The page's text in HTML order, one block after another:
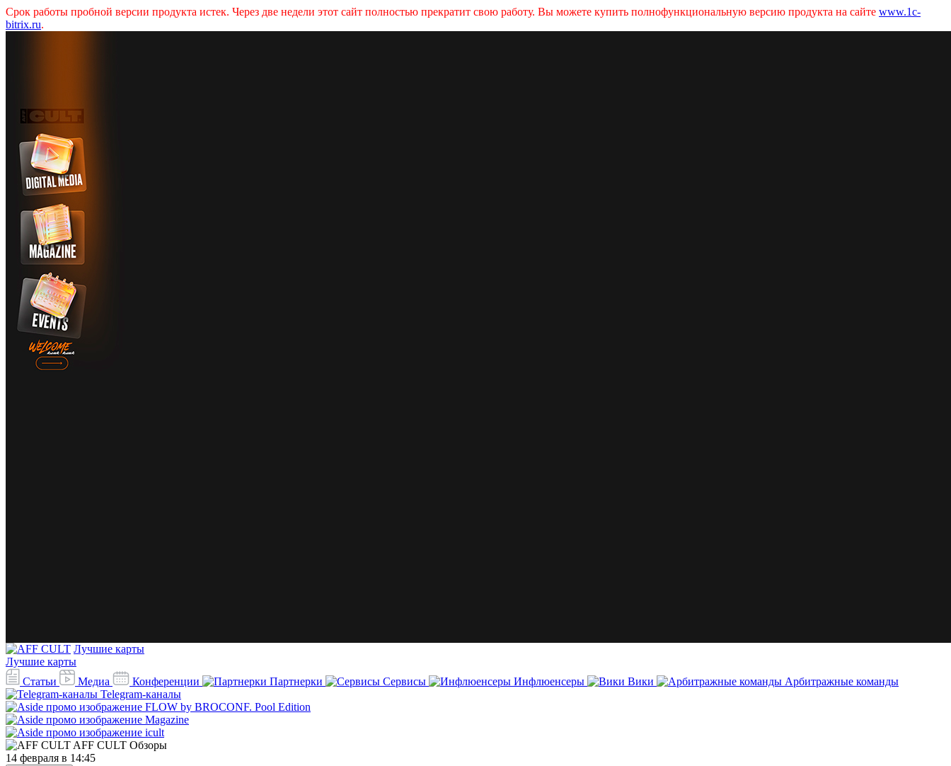
Срок работы пробной версии продукта истек. Через две недели этот сайт полностью прекратит свою работу. Вы можете купить полнофункциональную версию продукта на сайте www.1c-
bitrix.ru.
Лучшие карты
Лучшие карты
Статьи
Медиа Конференции Партнерки Сервисы Инфлюенсеры Вики
Арбитражные команды
Telegram-каналы
AFF CULT Обзоры
14 февраля в 14:45